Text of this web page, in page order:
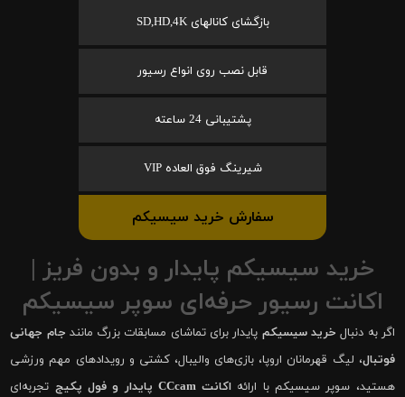
بازگشای کانالهای SD,HD,4K
قابل نصب روی انواع رسیور
پشتیبانی 24 ساعته
شیرینگ فوق العاده VIP
سفارش خرید سیسیکم
خرید سیسیکم پایدار و بدون فریز |
اکانت رسیور حرفه‌ای سوپر سیسیکم
اگر به دنبال خرید سیسیکم پایدار برای تماشای مسابقات بزرگ مانند جام جهانی
فوتبال، لیگ قهرمانان اروپا، بازی‌های والیبال، کشتی و رویدادهای مهم ورزشی
هستید، سوپر سیسیکم با ارائه اکانت CCcam پایدار و فول پکیج
تجربه‌ای